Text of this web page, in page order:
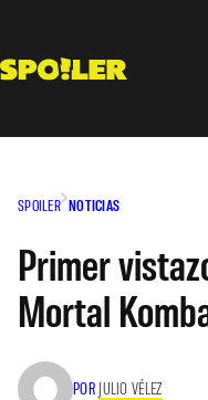
contenido
SPOILER NOTICIAS
Primer
Mortal
POR JULIO VÉLEZ